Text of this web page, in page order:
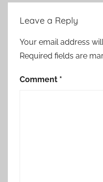
navigation
Leave a Reply
Your email address
Required fields are
Comment *